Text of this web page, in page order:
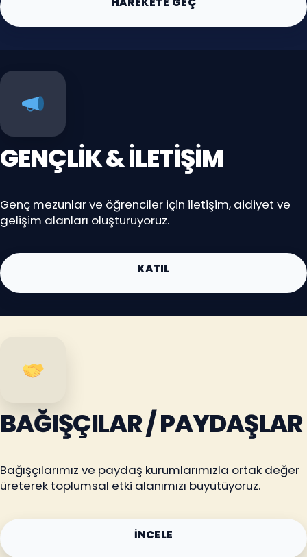
GENÇLIK & İLETIŞIM
Genç mezunlar ve öğrenciler için iletişim, aidiyet ve
gelişim alanları oluşturuyoruz.
KATIL
BAĞIŞÇILAR / PAYDAŞLAR
Bağışçılarımız ve paydaş kurumlarımızla ortak değer
üreterek toplumsal etki alanımızı büyütüyoruz.
İNCELE